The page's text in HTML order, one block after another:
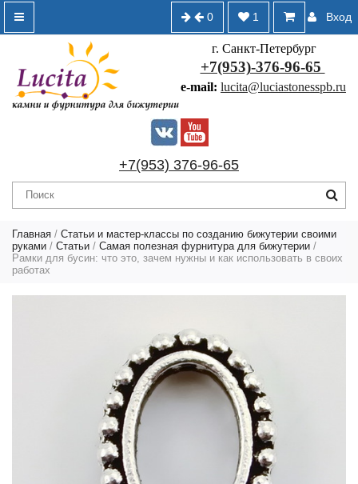
Вход
1
0
г. Санкт-Петербург
+7(953)-376-96-65
e-mail: lucita@luciastonesspb.ru
+7(953) 376-96-65
Главная / Статьи и мастер-классы по созданию бижутерии своими
руками / Статьи / Самая полезная фурнитура для бижутерии /
Рамки для бусин: что это, зачем нужны и как использовать в своих
работах